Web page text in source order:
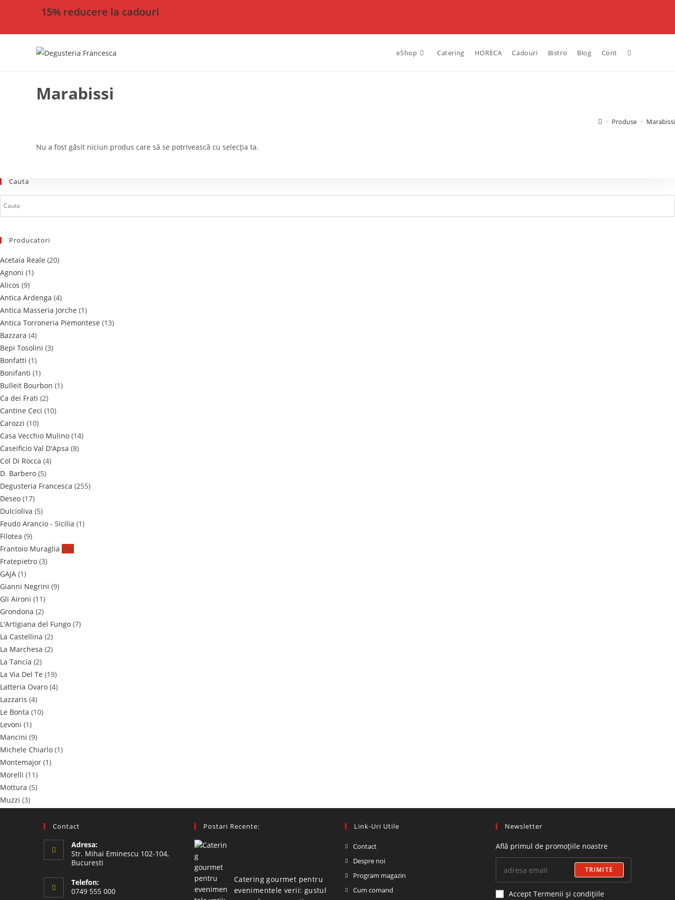
15% reducere la cadouri
eShop Catering HORECA Cadouri Bistro Blog Cont
Marabissi
> Produse > Marabissi
Nu a fost găsit niciun produs care să se potrivească cu selecția ta.
Contact
Adresa:
Str. Mihai Eminescu 102-104,
Bucuresti
Telefon:
0749 555 000
Postari Recente:
Catering gourmet pentru
evenimentele verii: gustul
Link-Uri Utile
Contact
Despre noi
Program magazin
Cum comand
Newsletter
Află primul de promoțiile noastre
TRIMITE
Accept Termenii și condițiile
Cauta
Producatori
Acetaia Reale (20)
Agnoni (1)
Alicos (9)
Antica Ardenga (4)
Antica Masseria Jorche (1)
Antica Torroneria Piemontese (13)
Bazzara (4)
Bepi Tosolini (3)
Bonfatti (1)
Bonifanti (1)
Bulleit Bourbon (1)
Ca dei Frati (2)
Cantine Ceci (10)
Carozzi (10)
Casa Vecchio Mulino (14)
Caseificio Val D'Apsa (8)
Col Di Rocca (4)
D. Barbero (5)
Degusteria Francesca (255)
Deseo (17)
Dulcioliva (5)
Feudo Arancio - Sicilia (1)
Filotea (9)
Frantoio Muraglia (16)
Fratepietro (3)
GAJA (1)
Gianni Negrini (9)
Gli Aironi (11)
Grondona (2)
L'Artigiana del Fungo (7)
La Castellina (2)
La Marchesa (2)
La Tancia (2)
La Via Del Te (19)
Latteria Ovaro (4)
Lazzaris (4)
Le Bonta (10)
Levoni (1)
Mancini (9)
Michele Chiarlo (1)
Montemajor (1)
Morelli (11)
Mottura (5)
Muzzi (3)
Poggio Dell'Aquila (2)
Rocca delle Macie (1)
(8)